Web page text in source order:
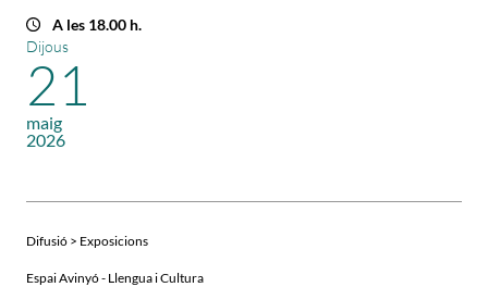
A les 18.00 h.
Dijous
21
maig
2026
Difusió > Exposicions
Espai Avinyó - Llengua i Cultura